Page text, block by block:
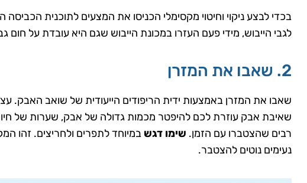
בכדי לבצע ניקוי וחיטוי מקסימלי הכניסו את המצעים לתוכנית הכביסה
לגבי הייבוש, מידי פעם העזרו במכונת הייבוש שגם היא עובדת על חום
2. שאבו את המזרן
שאבו את המזרן באמצעות ידית הריפודים הייעודית של שואב האבק.
שאיבת אבק עוזרת לכם להיפטר מכמות גדולה של אבק, שערות של
רבים שהצטברו עם הזמן. שימו דגש במיוחד לתפרים ולחריצים. זהו
נעימים נוטים להצטבר.